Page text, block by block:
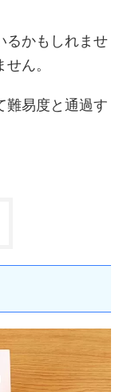
るかもしれませ
ん。
難易度と通過す